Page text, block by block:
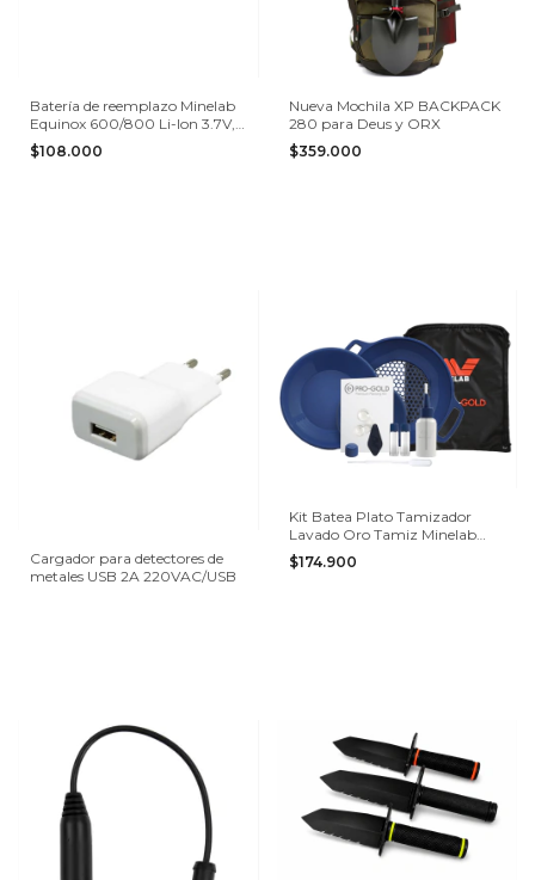
Batería de reemplazo Minelab
Equinox 600/800 Li-Ion 3.7V,
<100WH, 5000MAH
$108.000
Nueva Mochila XP BACKPACK
280 para Deus y ORX
$359.000
Cargador para detectores de
metales USB 2A 220VAC/USB
Kit Batea Plato Tamizador
Lavado Oro Tamiz Minelab
Pro-Gold
$174.900